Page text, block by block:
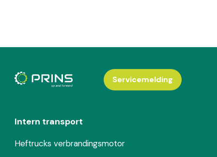
Intern transport
Heftrucks verbrandingsmotor
Servicemelding